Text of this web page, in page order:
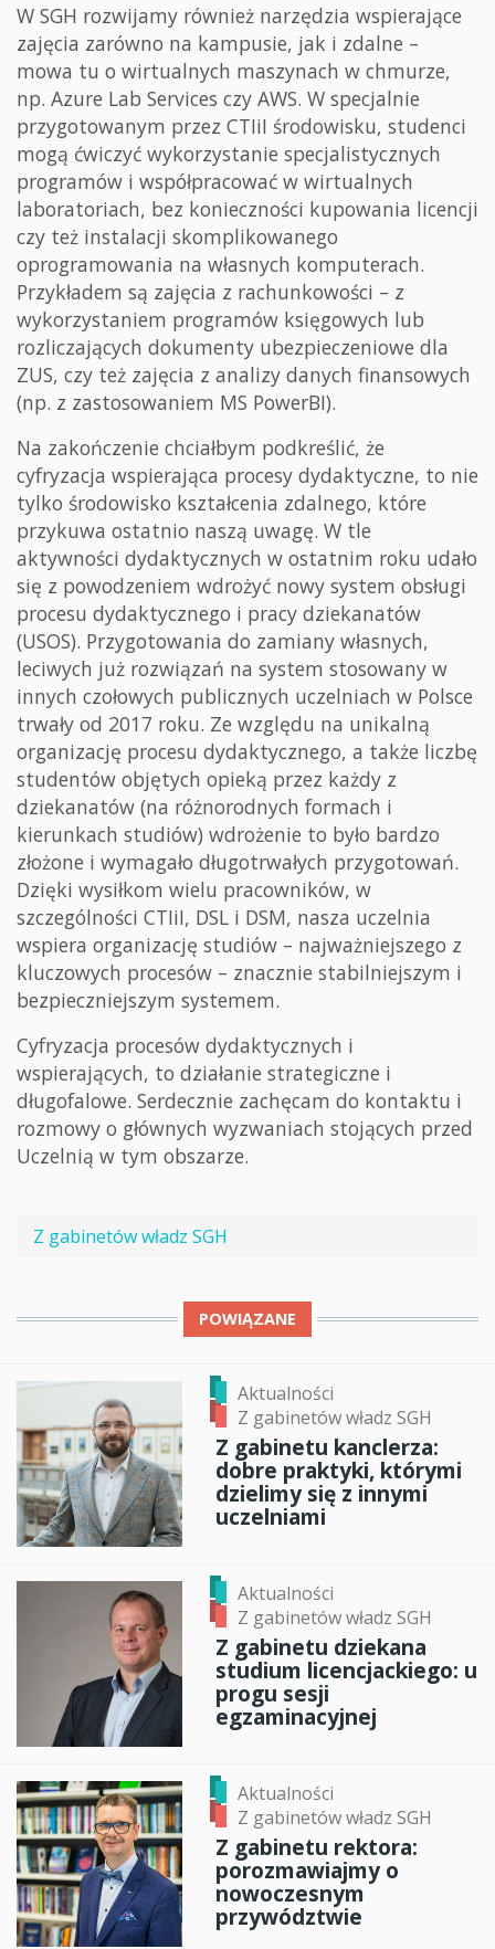
W SGH rozwijamy również narzędzia wspierające
zajęcia zarówno na kampusie, jak i zdalne –
mowa tu o wirtualnych maszynach w chmurze,
np. Azure Lab Services czy AWS. W specjalnie
przygotowanym przez CTIiI środowisku, studenci
mogą ćwiczyć wykorzystanie specjalistycznych
programów i współpracować w wirtualnych
laboratoriach, bez konieczności kupowania licencji
czy też instalacji skomplikowanego
oprogramowania na własnych komputerach.
Przykładem są zajęcia z rachunkowości – z
wykorzystaniem programów księgowych lub
rozliczających dokumenty ubezpieczeniowe dla
ZUS, czy też zajęcia z analizy danych finansowych
(np. z zastosowaniem MS PowerBI).
Na zakończenie chciałbym podkreślić, że
cyfryzacja wspierająca procesy dydaktyczne, to nie
tylko środowisko kształcenia zdalnego, które
przykuwa ostatnio naszą uwagę. W tle
aktywności dydaktycznych w ostatnim roku udało
się z powodzeniem wdrożyć nowy system obsługi
procesu dydaktycznego i pracy dziekanatów
(USOS). Przygotowania do zamiany własnych,
leciwych już rozwiązań na system stosowany w
innych czołowych publicznych uczelniach w Polsce
trwały od 2017 roku. Ze względu na unikalną
organizację procesu dydaktycznego, a także liczbę
studentów objętych opieką przez każdy z
dziekanatów (na różnorodnych formach i
kierunkach studiów) wdrożenie to było bardzo
złożone i wymagało długotrwałych przygotowań.
Dzięki wysiłkom wielu pracowników, w
szczególności CTIiI, DSL i DSM, nasza uczelnia
wspiera organizację studiów – najważniejszego z
kluczowych procesów – znacznie stabilniejszym i
bezpieczniejszym systemem.
Cyfryzacja procesów dydaktycznych i
wspierających, to działanie strategiczne i
długofalowe. Serdecznie zachęcam do kontaktu i
rozmowy o głównych wyzwaniach stojących przed
Uczelnią w tym obszarze.
Z gabinetów władz SGH
POWIĄZANE
Aktualności
Z gabinetów władz SGH
Z gabinetu kanclerza:
dobre praktyki, którymi
dzielimy się z innymi
uczelniami
Aktualności
Z gabinetów władz SGH
Z gabinetu dziekana
studium licencjackiego: u
progu sesji
egzaminacyjnej
Aktualności
Z gabinetów władz SGH
Z gabinetu rektora:
porozmawiajmy o
nowoczesnym
przywództwie